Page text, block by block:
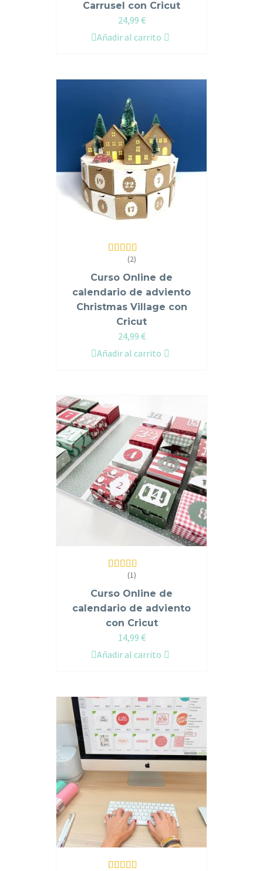
Carrusel con Cricut
24,99 €
Añadir al carrito
Valorado en
de 5
(2)
Curso Online de
calendario de adviento
Christmas Village con
Cricut
24,99 €
Añadir al carrito
Valorado en
de 5
(1)
Curso Online de
calendario de adviento
con Cricut
14,99 €
Añadir al carrito